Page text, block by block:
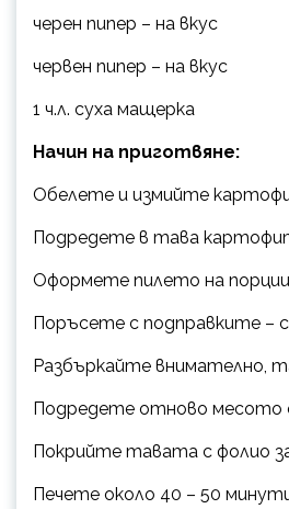
черен пипер – на вкус
червен пипер – на вкус
1 ч.л. суха мащерка
Начин на приготвяне:
Обелете и измийте
Подредете в тава
Оформете пилето на
Поръсете с подправките –
Разбъркайте внимателно,
Подредете отново месото
Покрийте тавата с фолио
Печете около 40 – 50